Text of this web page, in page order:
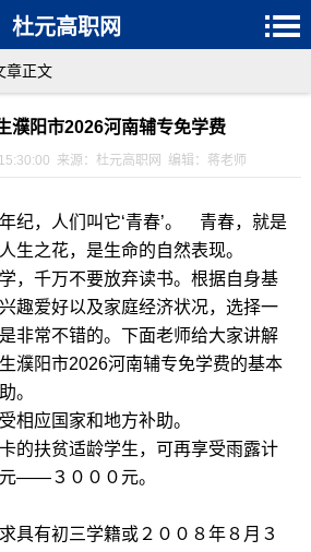
杜元高职网
章正文
濮阳市2026河南辅专免学费
来源：杜元高职网 编辑：蒋老师
纪，人们叫它‘青春’。 青春，就是
生之花，是生命的自然表现。
，千万不要放弃读书。根据自身基
趣爱好以及家庭经济状况，选择一
非常不错的。下面老师给大家讲解
濮阳市2026河南辅专免学费的基本
。
相应国家和地方补助。
的扶贫适龄学生，可再享受雨露计
——３０００元。
具有初三学籍或２００８年８月３